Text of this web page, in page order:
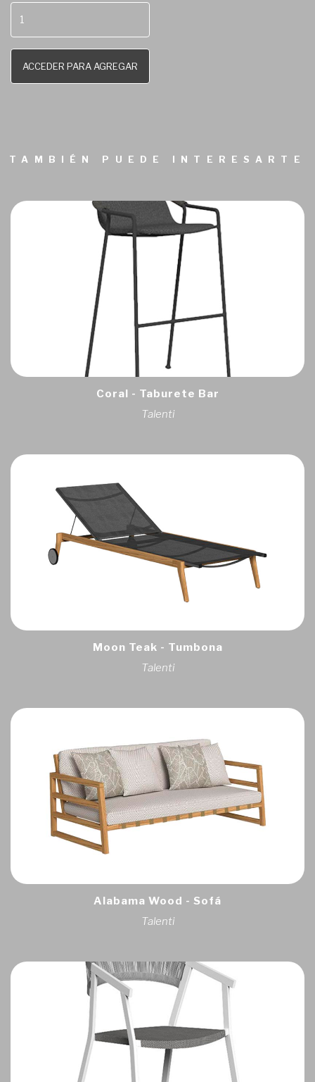
ACCEDER PARA AGREGAR
TAMBIÉN PUEDE INTERESARTE
Coral - Taburete Bar
Talenti
Moon Teak - Tumbona
Talenti
Alabama Wood - Sofá
Talenti